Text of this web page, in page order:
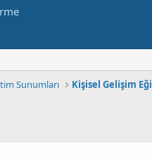
Sunumları Kişisel Gelişim